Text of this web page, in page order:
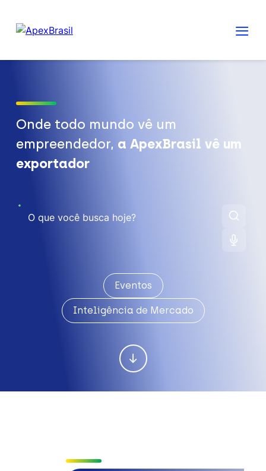
Onde todo mundo vê um
empreendedor, a ApexBrasil vê um
exportador
Eventos
Inteligência de Mercado